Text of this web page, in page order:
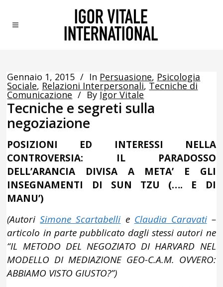
Gennaio 1, 2015 In Persuasione, Psicologia
Sociale, Relazioni Interpersonali, Tecniche di
Comunicazione By Igor Vitale
Tecniche e segreti sulla
negoziazione
POSIZIONI ED INTERESSI NELLA
CONTROVERSIA: IL PARADOSSO
DELL’ARANCIA DIVISA A META’ E GLI
INSEGNAMENTI DI SUN TZU (…. E DI
MANU’)
(AutoriSimone Scartabelli e Claudia Caravati–
articolo in parte pubblicato dagli stessi autori ne
“IL METODO DEL NEGOZIATO DI HARVARD NEL
MODELLO DI MEDIAZIONE GEO-C.A.M. OVVERO:
ABBIAMO VISTO GIUSTO?”)